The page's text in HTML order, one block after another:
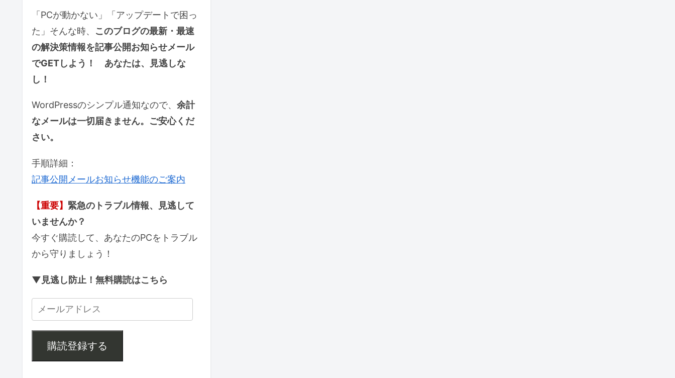
「PCが動かない」「アップデートで困っ
た」そんな時、 このブログの最新・最速
の解決策情報を記事公開お知らせメール
でGETしよう！ あなたは、見逃しな
し！
WordPressのシンプル通知なので、 余計
なメールは一切届きません。ご安心くだ
さい。
手順詳細：
記事公開メールお知らせ機能のご案内
【重要】 緊急のトラブル情報、見逃して
いませんか？
今すぐ購読して、あなたのPCをトラブル
から守りましょう！
▼見逃し防止！無料購読はこちら
購読登録する